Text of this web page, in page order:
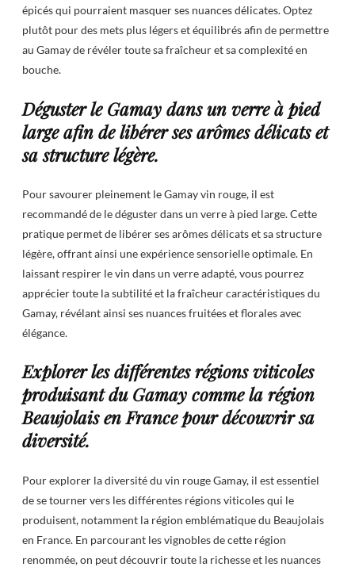
épicés qui pourraient masquer ses nuances délicates. Optez
plutôt pour des mets plus légers et équilibrés afin de permettre
au Gamay de révéler toute sa fraîcheur et sa complexité en
bouche.
Déguster le Gamay dans un verre à pied
large afin de libérer ses arômes délicats et
sa structure légère.
Pour savourer pleinement le Gamay vin rouge, il est
recommandé de le déguster dans un verre à pied large. Cette
pratique permet de libérer ses arômes délicats et sa structure
légère, offrant ainsi une expérience sensorielle optimale. En
laissant respirer le vin dans un verre adapté, vous pourrez
apprécier toute la subtilité et la fraîcheur caractéristiques du
Gamay, révélant ainsi ses nuances fruitées et florales avec
élégance.
Explorer les différentes régions viticoles
produisant du Gamay comme la région
Beaujolais en France pour découvrir sa
diversité.
Pour explorer la diversité du vin rouge Gamay, il est essentiel
de se tourner vers les différentes régions viticoles qui le
produisent, notamment la région emblématique du Beaujolais
en France. En parcourant les vignobles de cette région
renommée, on peut découvrir toute la richesse et les nuances